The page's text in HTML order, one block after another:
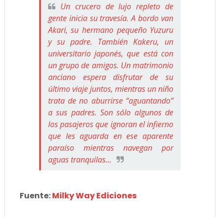
Un crucero de lujo repleto de
gente inicia su travesía. A bordo van
Akari, su hermano pequeño Yuzuru
y su padre. También Kakeru, un
universitario japonés, que está con
un grupo de amigos. Un matrimonio
anciano espera disfrutar de su
último viaje juntos, mientras un niño
trata de no aburrirse “aguantando”
a sus padres. Son sólo algunos de
los pasajeros que ignoran el infierno
que les aguarda en ese aparente
paraíso mientras navegan por
aguas tranquilas...
Fuente:Milky Way Ediciones